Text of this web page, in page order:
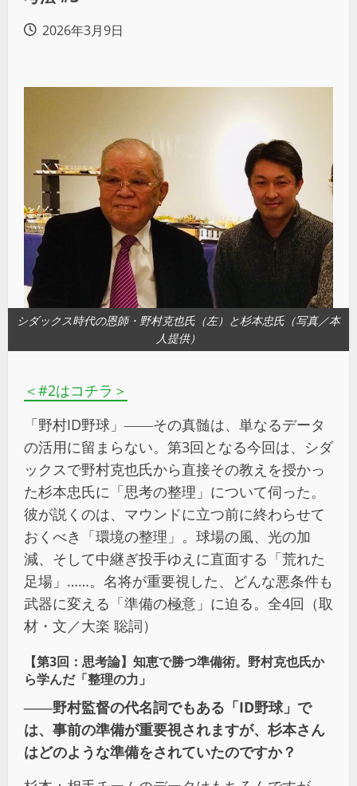
2026年3月9日
シダックス時代の恩師・野村克也氏（左）と杉本忠氏（写真／本
人提供）
＜#2はコチラ＞
「野村ID野球」――その真髄は、単なるデータ
の活用に留まらない。第3回となる今回は、シダ
ックスで野村克也氏から直接その教えを授かっ
た杉本忠氏に「思考の整理」について伺った。
彼が説くのは、マウンドに立つ前に終わらせて
おくべき「環境の整理」。球場の風、光の加
減、そして中継ぎ投手ゆえに直面する「荒れた
足場」……。名将が重要視した、どんな悪条件も
武器に変える「準備の極意」に迫る。全4回（取
材・文／大楽 聡詞）
【第3回：思考論】知恵で勝つ準備術。野村克也氏か
ら学んだ「整理の力」
――野村監督の代名詞でもある「ID野球」で
は、事前の準備が重要視されますが、杉本さん
はどのような準備をされていたのですか？